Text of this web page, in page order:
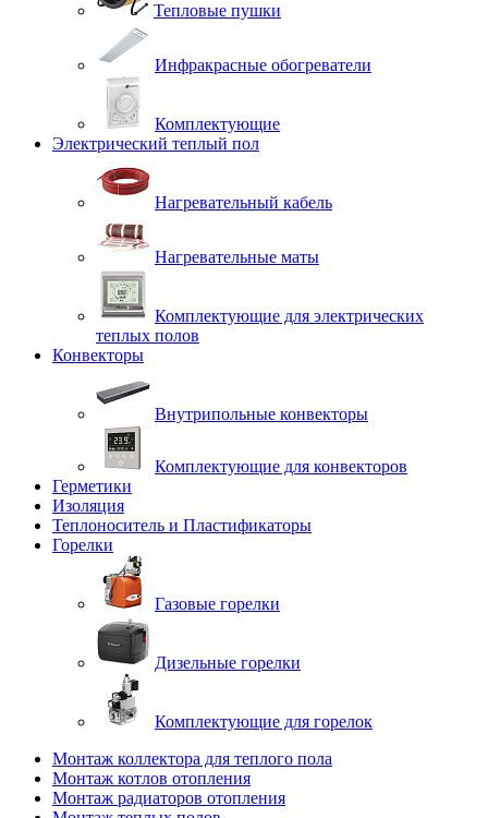
Тепловые пушки
Инфракрасные обогреватели
Комплектующие
Электрический теплый пол
Нагревательный кабель
Нагревательные маты
Комплектующие для электрических
теплых полов
Конвекторы
Внутрипольные конвекторы
Комплектующие для конвекторов
Герметики
Изоляция
Теплоноситель и Пластификаторы
Горелки
Газовые горелки
Дизельные горелки
Комплектующие для горелок
Монтаж коллектора для теплого пола
Монтаж котлов отопления
Монтаж радиаторов отопления